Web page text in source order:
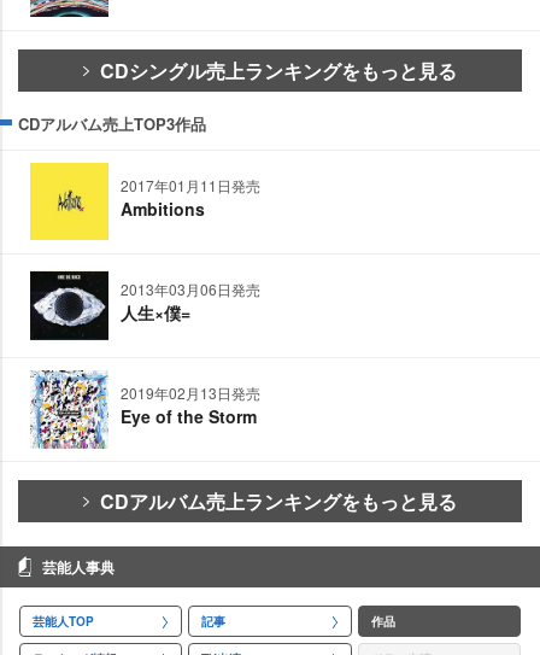
CDシングル売上ランキングをもっと見る
CDアルバム売上TOP3作品
2017年01月11日発売
Ambitions
2013年03月06日発売
人生×僕=
2019年02月13日発売
Eye of the Storm
CDアルバム売上ランキングをもっと見る
芸能人事典
芸能人TOP 記事 作品